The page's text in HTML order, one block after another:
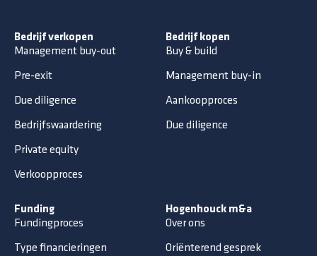
Bedrijf verkopen
Management buy-out
Pre-exit
Due diligence
Bedrijfswaardering
Private equity
Verkoopproces
Bedrijf kopen
Buy & build
Management buy-in
Aankoopproces
Due diligence
Funding
Fundingproces
Type financieringen
Hogenhouck m&a
Over ons
Oriënterend gesprek